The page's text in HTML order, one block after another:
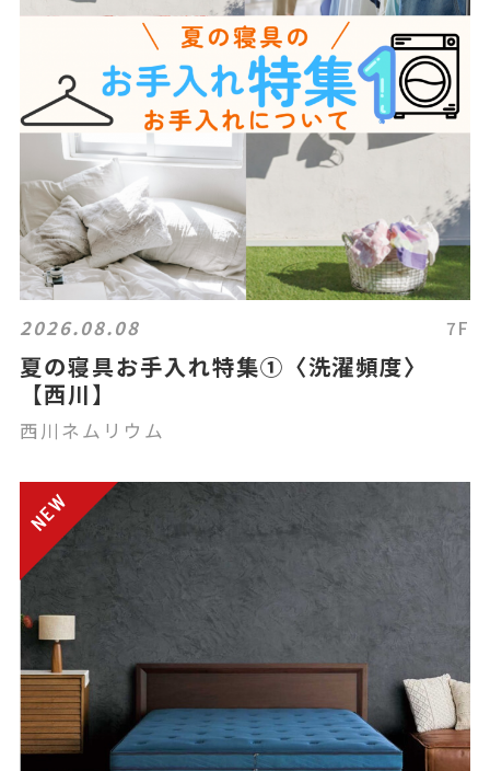
2026.08.08 7F
夏の寝具お手入れ特集①〈洗濯頻度〉
【西川】
西川ネムリウム